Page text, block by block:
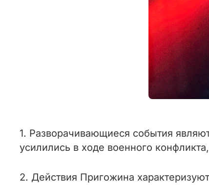
1. Разворачивающиеся события
усилились в ходе военного
2. Действия Пригожина